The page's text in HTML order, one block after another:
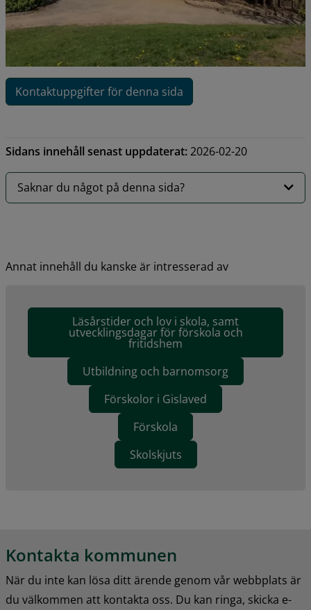
Kontaktuppgifter för denna sida
Sidans innehåll senast uppdaterat:2026-02-20
Saknar du något på denna sida?
Annat innehåll du kanske är intresserad av
Läsårstider och lov i skola, samt
utvecklingsdagar för förskola och
fritidshem
Utbildning och barnomsorg
Förskolor i Gislaved
Förskola
Skolskjuts
Kontakta kommunen
När du inte kan lösa ditt ärende genom vår webbplats är
du välkommen att kontakta oss. Du kan ringa, skicka e-